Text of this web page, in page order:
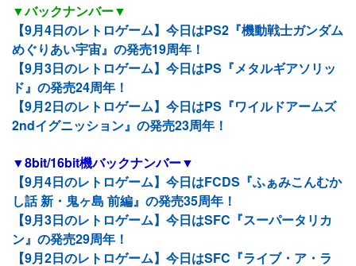
▼バックナンバー▼
【9月4日のレトロゲーム】今日はPS2『機動戦士ガンダム
めぐりあい宇宙』の発売19周年！
【9月3日のレトロゲーム】今日はPS『メタルギアソリッ
ド』の発売24周年！
【9月2日のレトロゲーム】今日はPS『ワイルドアームズ
2ndイグニッション』の発売23周年！
▼8bit/16bit機バックナンバー▼
【9月4日のレトロゲーム】今日はFCDS『ふぁみこんむか
し話 新・鬼ヶ島 前編』の発売35周年！
【9月3日のレトロゲーム】今日はSFC『スーパータリカ
ン』の発売29周年！
【9月2日のレトロゲーム】今日はSFC『ライブ・ア・ラ